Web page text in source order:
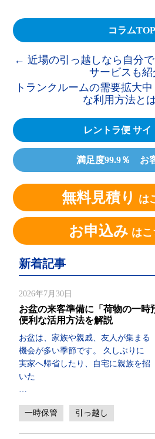
コラムTOP
← 近場の引っ越しなら自分
サービスも紹
トランクルームの需要拡大
な利用方法と
レントラ便 サイ
満足度99.9％ お
無料見積り は
お申込み はこ
新着記事
2026年7月30日
お盆の来客準備に「荷物の一時
便利な活用方法を解説
お盆は、家族や親戚、友人が集まる
機会が多い季節です。 久しぶりに
実家へ帰省したり、自宅に親族を招
いた
一時保管 引っ越し